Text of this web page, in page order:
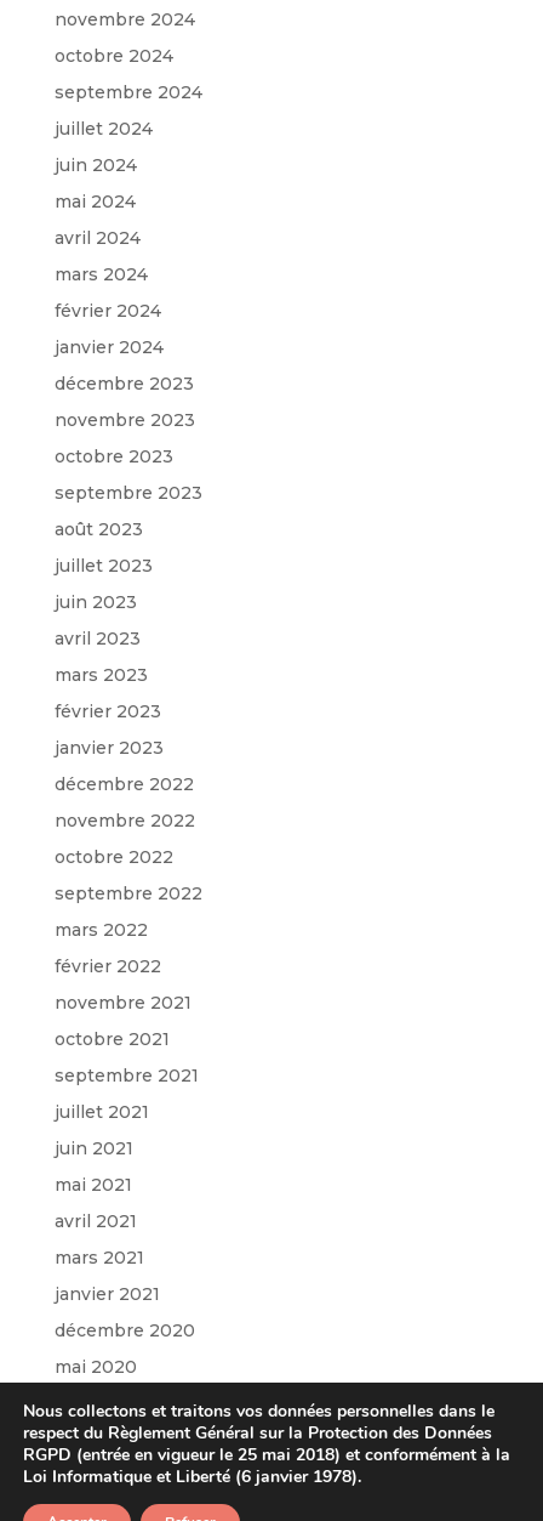
novembre 2024
octobre 2024
septembre 2024
juillet 2024
juin 2024
mai 2024
avril 2024
mars 2024
février 2024
janvier 2024
décembre 2023
novembre 2023
octobre 2023
septembre 2023
août 2023
juillet 2023
juin 2023
avril 2023
mars 2023
février 2023
janvier 2023
décembre 2022
novembre 2022
octobre 2022
septembre 2022
mars 2022
février 2022
novembre 2021
octobre 2021
septembre 2021
juillet 2021
juin 2021
mai 2021
avril 2021
mars 2021
janvier 2021
décembre 2020
mai 2020
mars 2020
janvier 2020
octobre 2019
Nous collectons et traitons vos données personnelles dans le
respect du Règlement Général sur la Protection des Données
RGPD (entrée en vigueur le 25 mai 2018) et conformément à la
Loi Informatique et Liberté (6 janvier 1978).